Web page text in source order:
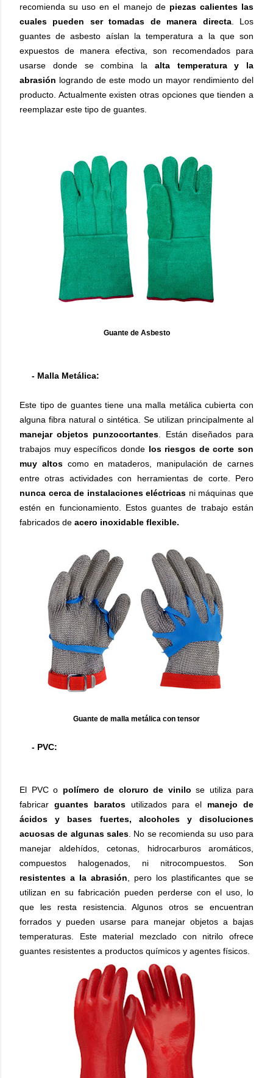
recomienda su uso en el manejo de piezas calientes las
cuales pueden ser tomadas de manera directa. Los
guantes de asbesto aíslan la temperatura a la que son
expuestos de manera efectiva, son recomendados para
usarse donde se combina la alta temperatura y la
abrasión logrando de este modo un mayor rendimiento del
producto. Actualmente existen otras opciones que tienden a
reemplazar este tipo de guantes.
Guante de Asbesto
- Malla Metálica:
Este tipo de guantes tiene una malla metálica cubierta con
alguna fibra natural o sintética. Se utilizan principalmente al
manejar objetos punzocortantes . Están diseñados para
trabajos muy específicos donde los riesgos de corte son
muy altoscomo en mataderos, manipulación de carnes
entre otras actividades con herramientas de corte. Pero
nunca cerca de instalaciones eléctricas ni máquinas que
estén en funcionamiento. Estos guantes de trabajo están
fabricados de acero inoxidable flexible.
Guante de malla metálica con tensor
- PVC:
El PVC o polímero de cloruro de vinilo se utiliza para
fabricar guantes baratosutilizados para el manejo de
ácidos y bases fuertes, alcoholes y disoluciones
acuosas de algunas sales . No se recomienda su uso para
manejar aldehídos, cetonas, hidrocarburos aromáticos,
compuestos halogenados, ni nitrocompuestos. Son
resistentes a la abrasión , pero los plastificantes que se
utilizan en su fabricación pueden perderse con el uso, lo
que les resta resistencia. Algunos otros se encuentran
forrados y pueden usarse para manejar objetos a bajas
temperaturas. Este material mezclado con nitrilo ofrece
guantes resistentes a productos químicos y agentes físicos.